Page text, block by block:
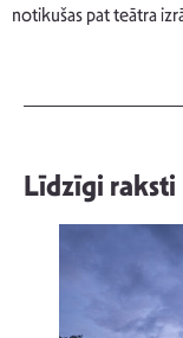
notikušas pat teātra
Līdzīgi raksti